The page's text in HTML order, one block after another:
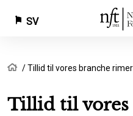
Hoppa
huvudinnehåll
SV
Länkstig
Hem
Tillid til vores branche
Tillid til vores